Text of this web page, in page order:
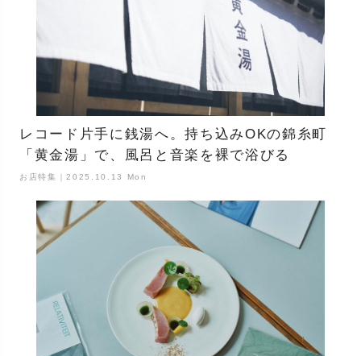
レコード片手に銭湯へ。持ち込みOKの錦糸町
「黄金湯」で、風呂と音楽を裸で浴びる
お店特集｜2025.10.13 Mon